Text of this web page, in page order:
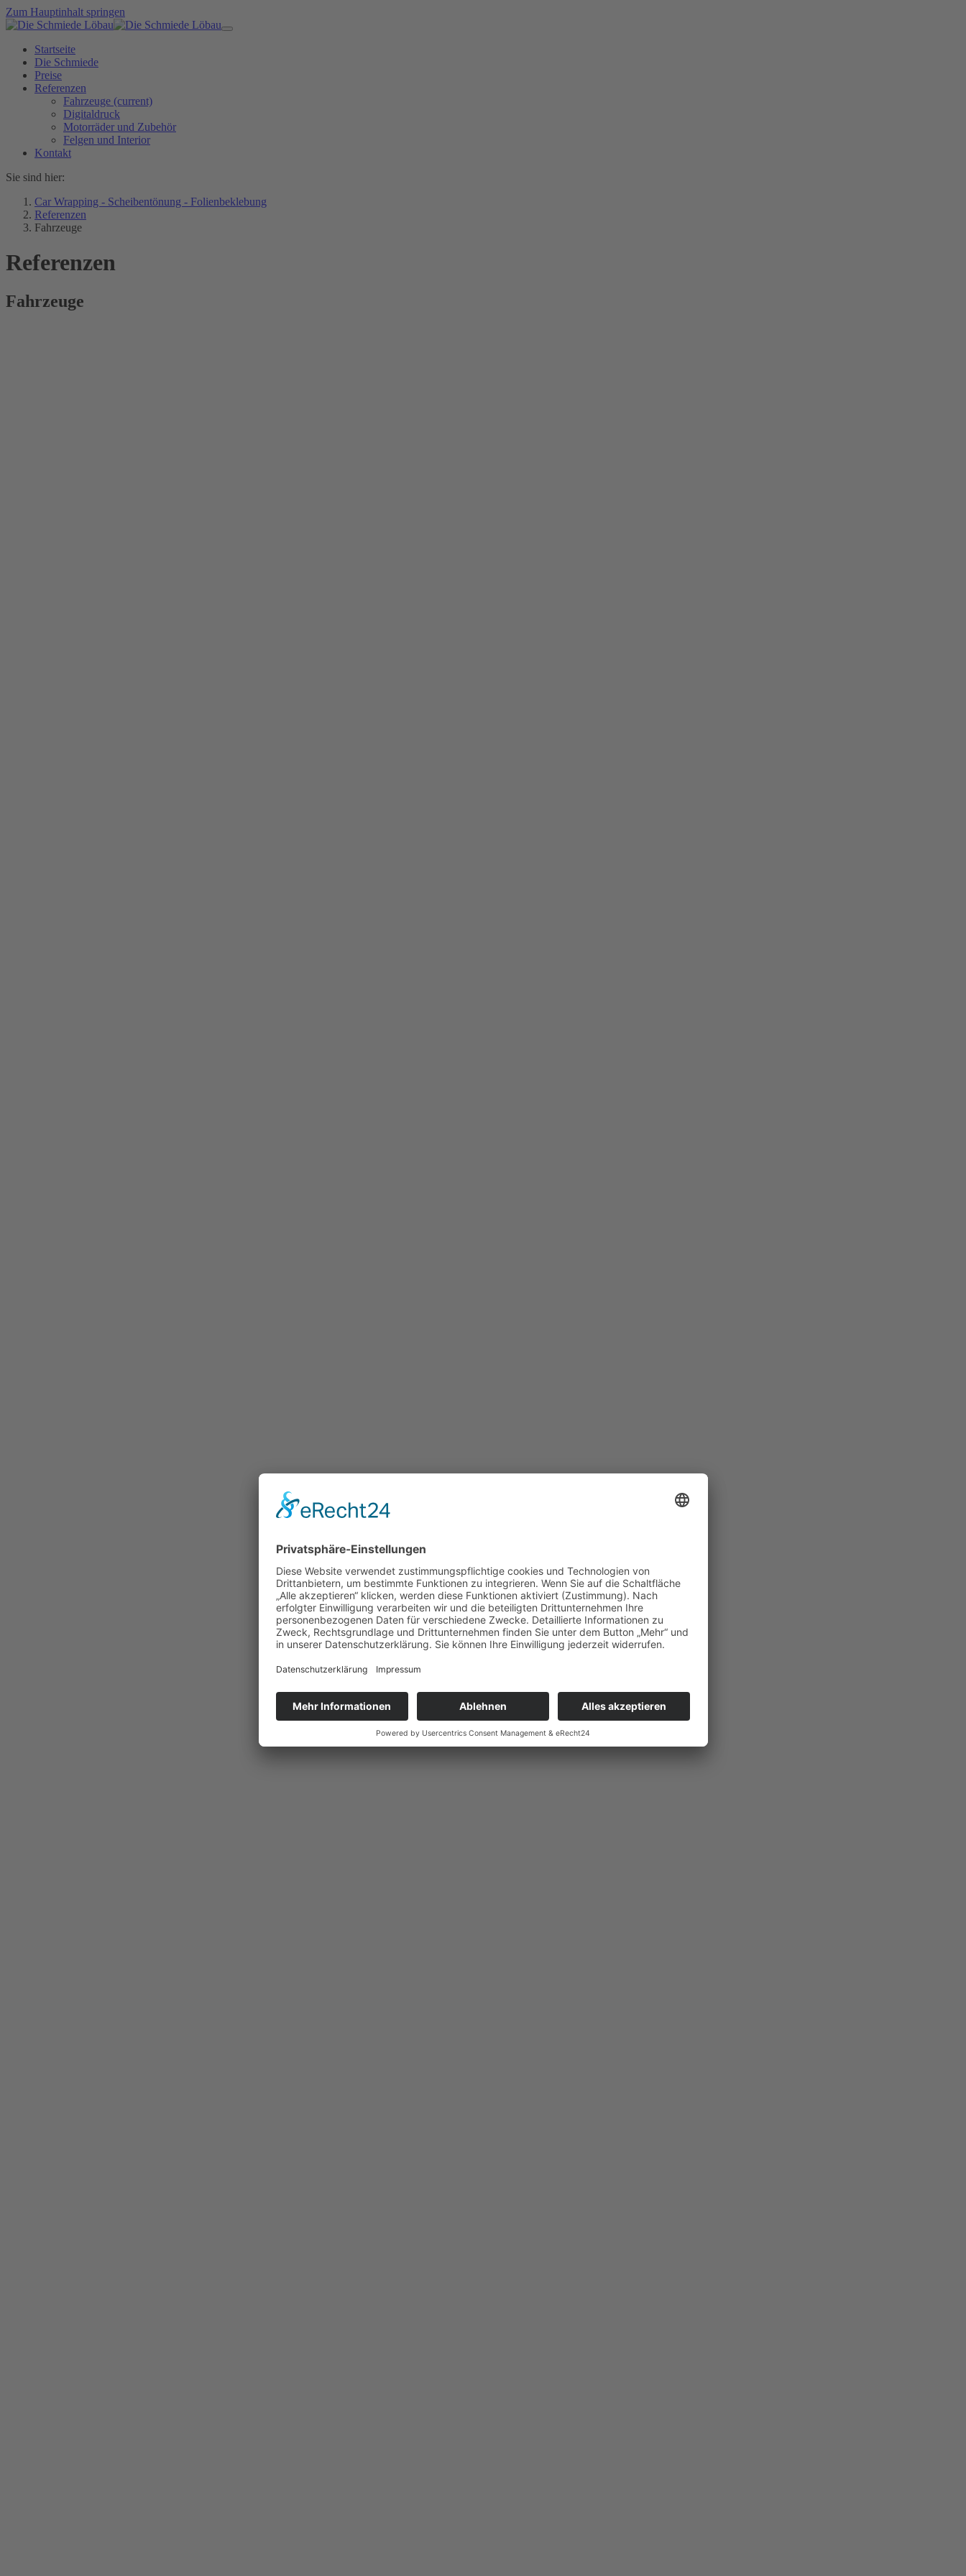
Zum Hauptinhalt springen
Startseite
Die Schmiede
Preise
Referenzen
Fahrzeuge (current)
Digitaldruck
Motorräder und Zubehör
Felgen und Interior
Kontakt
Sie sind hier:
Car Wrapping - Scheibentönung - Folienbeklebung
Referenzen
Fahrzeuge
Referenzen
Fahrzeuge